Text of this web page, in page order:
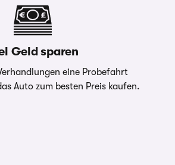
Geld sparen
eine Probefahrt
Auto zum besten Preis kaufen.